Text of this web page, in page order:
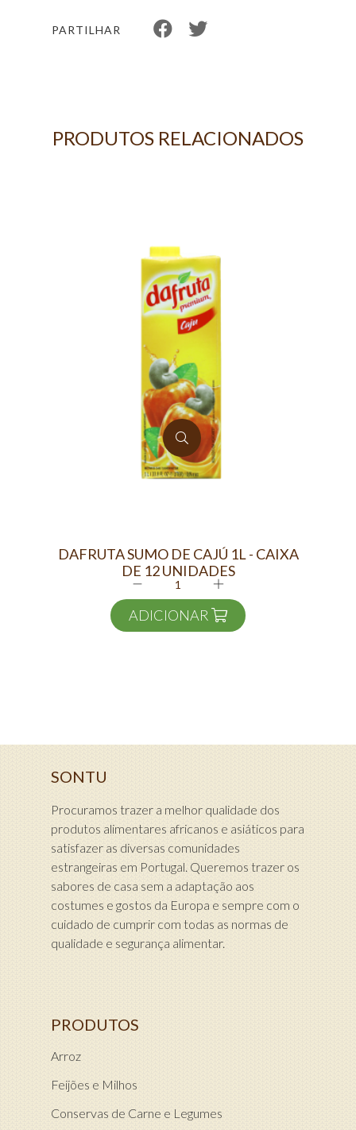
PARTILHAR
PRODUTOS RELACIONADOS
DAFRUTA SUMO DE CAJÚ 1L - CAIXA
DE 12 UNIDADES
ADICIONAR
SONTU
Procuramos trazer a melhor qualidade dos
produtos alimentares africanos e asiáticos para
satisfazer as diversas comunidades
estrangeiras em Portugal. Queremos trazer os
sabores de casa sem a adaptação aos
costumes e gostos da Europa e sempre com o
cuidado de cumprir com todas as normas de
qualidade e segurança alimentar.
PRODUTOS
Arroz
Feijões e Milhos
Conservas de Carne e Legumes